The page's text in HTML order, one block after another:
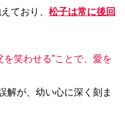
ており、 松子は常に後回
を笑わせる”ことで、愛を
解が、幼い心に深く刻ま